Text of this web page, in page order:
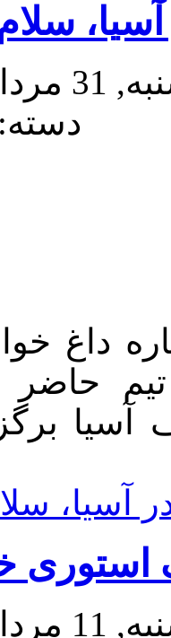
14:07
دسته:
داغ
دیدار برای تکمیل ۴۰ تیم
مختلف آسیا
آسیا،
12:36